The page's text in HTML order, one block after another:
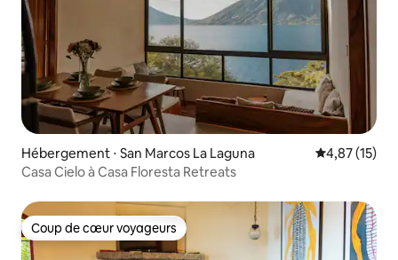
Hébergement ⋅ San Marcos La Laguna Évaluation
4,87 (15)
Casa Cielo à Casa Floresta Retreats
Coup de cœur voyageurs
Coup de cœur voyageurs